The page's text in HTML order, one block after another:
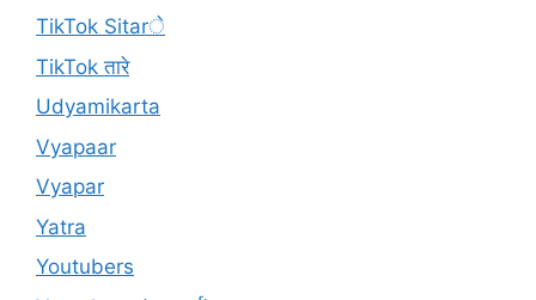
TikTok Sitarे
TikTok तारे
Udyamikarta
Vyapaar
Vyapar
Yatra
Youtubers